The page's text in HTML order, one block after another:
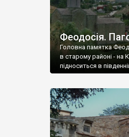
Феодосія.
Головна памятка
в старому районі - на
підноситься в